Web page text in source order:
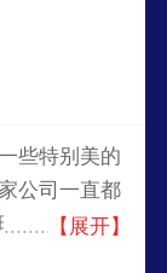
些特别美的
公司一直都
尚，坚持为
【展开】